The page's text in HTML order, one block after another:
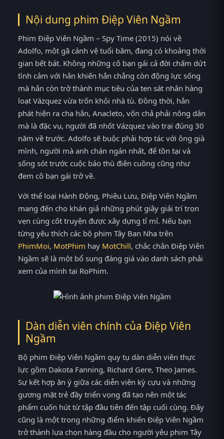
Nội dung phim Điệp Viên Ngầm
Phim Điệp Viên Ngầm – Spy Time (2015) nói về
Adolfo, một gã cảnh vệ tuổi băm, đang có khoảng thời
gian bết bát. Không những cô bạn gái cả đời chấm dứt
tình cảm với hắn khiến hắn chẳng còn động lực sống
mà hắn còn trở thành mục tiêu của ten sát nhân hàng
loạt Vázquez vừa trốn khỏi nhà tù. Đồng thời, hắn
phát hiện ra cha hắn, Anacleto, vốn chả phải nông dân
mà là đặc vụ, người đã nhốt Vázquez vào trại đúng 30
năm về trước. Adolfo sẽ buộc phải hợp tác với ông già
mình, người mà anh chán ngán nhất, để tồn tại và
sống sót trước cuộc báo thù điên cuồng cũng như
đem cô bạn gái trở về.
Với thể loại Hành Động, Phiêu Lưu, Điệp Viên Ngầm
mang đến cho khán giả những phút giây giải trí trọn
vẹn cùng cốt truyện được xây dựng tỉ mỉ. Nếu bạn
từng yêu thích các bộ phim Tây Ban Nha trên
PhimMoi, MotPhim hay MotChill, chắc chắn Điệp Viên
Ngầm sẽ là một bổ sung đáng giá vào danh sách phải
xem của mình tại RoPhim.
Dàn diễn viên chính của Điệp Viên
Ngầm
Bộ phim Điệp Viên Ngầm quy tụ dàn diễn viên thực
lực gồm Dakota Fanning, Richard Gere, Theo James.
Sự kết hợp ăn ý giữa các diễn viên kỳ cựu và những
gương mặt trẻ đầy triển vọng đã tạo nên một tác
phẩm cuốn hút từ tập đầu tiên đến tập cuối cùng. Đây
cũng là một trong những điểm khiến Điệp Viên Ngầm
trở thành lựa chọn hàng đầu cho người yêu phim Tây